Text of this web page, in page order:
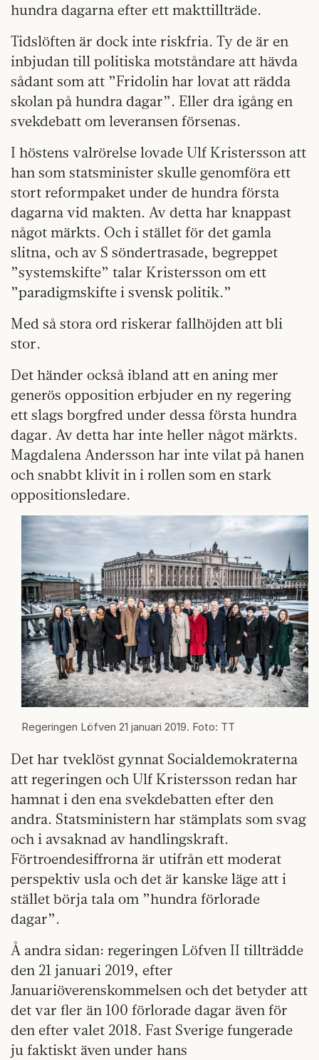
hundra dagarna efter ett makttillträde.
Tidslöften är dock inte riskfria. Ty de är en
inbjudan till politiska motståndare att hävda
sådant som att ”Fridolin har lovat att rädda
skolan på hundra dagar”. Eller dra igång en
svekdebatt om leveransen försenas.
I höstens valrörelse lovade Ulf Kristersson att
han som statsminister skulle genomföra ett
stort reformpaket under de hundra första
dagarna vid makten. Av detta har knappast
något märkts. Och i stället för det gamla
slitna, och av S söndertrasade, begreppet
”systemskifte” talar Kristersson om ett
”paradigmskifte i svensk politik.”
Med så stora ord riskerar fallhöjden att bli
stor.
Det händer också ibland att en aning mer
generös opposition erbjuder en ny regering
ett slags borgfred under dessa första hundra
dagar. Av detta har inte heller något märkts.
Magdalena Andersson har inte vilat på hanen
och snabbt klivit in i rollen som en stark
oppositionsledare.
Regeringen Löfven 21 januari 2019. Foto: TT
Det har tveklöst gynnat Socialdemokraterna
att regeringen och Ulf Kristersson redan har
hamnat i den ena svekdebatten efter den
andra. Statsministern har stämplats som svag
och i avsaknad av handlingskraft.
Förtroendesiffrorna är utifrån ett moderat
perspektiv usla och det är kanske läge att i
stället börja tala om ”hundra förlorade
dagar”.
Å andra sidan: regeringen Löfven II tillträdde
den 21 januari 2019, efter
Januariöverenskommelsen och det betyder att
det var fler än 100 förlorade dagar även för
den efter valet 2018. Fast Sverige fungerade
ju faktiskt även under hans